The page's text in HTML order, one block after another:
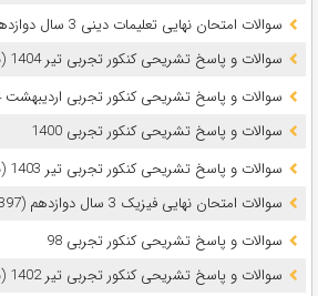
سوالات امتحان نهایی تعلیمات دینی 3 سال دوازدهم (1397 تا 1405)
سوالات و پاسخ تشریحی کنکور تجربی تیر 1404 (نوبت دوم)
سوالات و پاسخ تشریحی کنکور تجربی اردیبهشت 1404 (نوبت اول)
سوالات و پاسخ تشریحی کنکور تجربی 1400
سوالات و پاسخ تشریحی کنکور تجربی تیر 1403 (نوبت دوم)
سوالات امتحان نهایی فیزیک 3 سال دوازدهم (1397 تا 1405)
سوالات و پاسخ تشریحی کنکور تجربی 98
سوالات و پاسخ تشریحی کنکور تجربی تیر 1402 (نوبت دوم)